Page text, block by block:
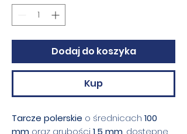
Dodaj do koszyka
Kup
Tarcze polerskie o średnicach 100
mm oraz grubości 1,5 mm, dostępne